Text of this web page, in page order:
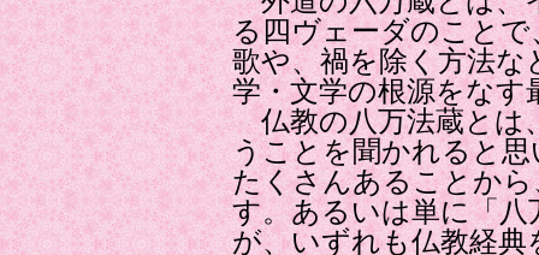
る四ヴェーダのこと
歌や、禍を除く方法
学・文学の根源をな
仏教の八万法蔵とは
うことを聞かれると
たくさんあることか
す。あるいは単に「
が、いずれも仏教経